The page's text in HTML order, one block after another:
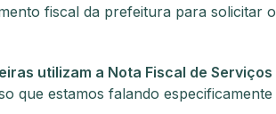
fiscal da prefeitura para solicitar o
utilizam a Nota Fiscal de Serviços
que estamos falando especificamente